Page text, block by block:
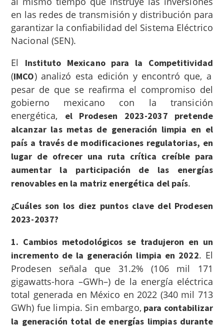
en las redes de transmisión y distribución para
garantizar la confiabilidad del Sistema Eléctrico
Nacional (SEN).
El Instituto Mexicano para la Competitividad
(IMCO) analizó esta edición y encontró que, a
pesar de que se reafirma el compromiso del
gobierno mexicano con la transición
energética, el Prodesen 2023-2037 pretende
alcanzar las metas de generación limpia en el
país a través de modificaciones regulatorias, en
lugar de ofrecer una ruta crítica creíble para
aumentar la participación de las energías
renovables en la matriz energética del país.
¿Cuáles son los diez puntos clave del Prodesen
2023-2037?
1. Cambios metodológicos se tradujeron en un
incremento de la generación limpia en 2022. El
Prodesen señala que 31.2% (106 mil 171
gigawatts-hora –GWh–) de la energía eléctrica
total generada en México en 2022 (340 mil 713
GWh) fue limpia. Sin embargo, para contabilizar
la generación total de energías limpias durante